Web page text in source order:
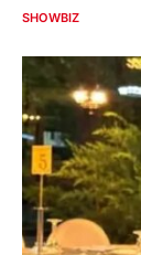
SHOWBIZ